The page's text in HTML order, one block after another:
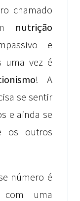
chamado
nutrição
e
uma vez é
! A
se sentir
e ainda se
os outros
número é
uma